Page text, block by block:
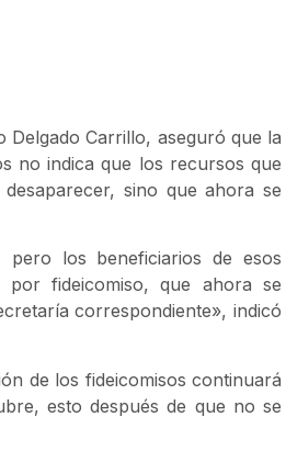
Carrillo, aseguró que la
no indica que los recursos que
sino que ahora se
los beneficiarios de esos
fideicomiso, que ahora se
correspondiente», indicó
de los fideicomisos continuará
esto después de que no se